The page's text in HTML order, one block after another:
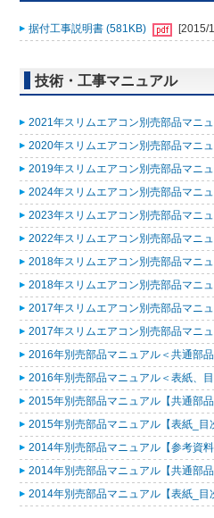
据付工事説明書 (581KB) [2015/
技術・工事マニュアル
2021年スリムエアコン別売部品マニ
2020年スリムエアコン別売部品マニ
2019年スリムエアコン別売部品マニ
2024年スリムエアコン別売部品マニ
2023年スリムエアコン別売部品マニ
2022年スリムエアコン別売部品マニ
2018年スリムエアコン別売部品マニ
2018年スリムエアコン別売部品マニ
2017年スリムエアコン別売部品マニ
2017年スリムエアコン別売部品マニ
2016年別売部品マニュアル＜共通部
2016年別売部品マニュアル＜表紙、
2015年別売部品マニュアル【共通部
2015年別売部品マニュアル【表紙_目
2014年別売部品マニュアル【参考資
2014年別売部品マニュアル【共通部
2014年別売部品マニュアル【表紙_目